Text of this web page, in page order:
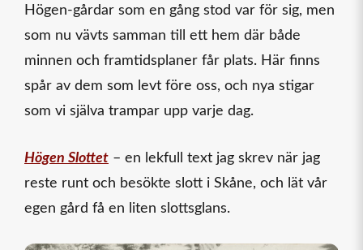
Högen‑gårdar som en gång stod var för sig, men
som nu vävts samman till ett hem där både
minnen och framtidsplaner får plats. Här finns
spår av dem som levt före oss, och nya stigar
som vi själva trampar upp varje dag.
Högen Slottet – en lekfull text jag skrev när jag
reste runt och besökte slott i Skåne, och lät vår
egen gård få en liten slottsglans.